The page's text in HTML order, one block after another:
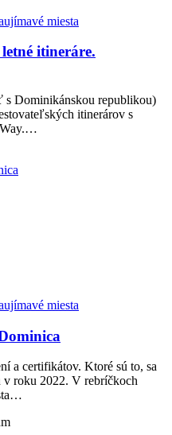
itineráre.
Dominikánskou republikou)
itinerárov s
Way.…
a certifikátov. Ktoré sú to, sa
v roku 2022. V rebríčkoch